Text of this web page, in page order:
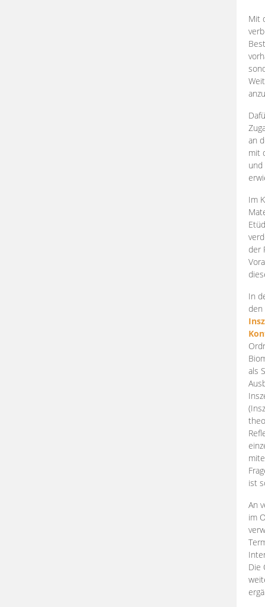
Mit
an
mit
und
Im
der
In
den
als
ist
An
im
Die